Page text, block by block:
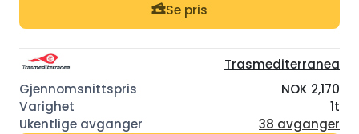
Se pris
Trasmediterranea
NOK 2,170
1t
38 avganger